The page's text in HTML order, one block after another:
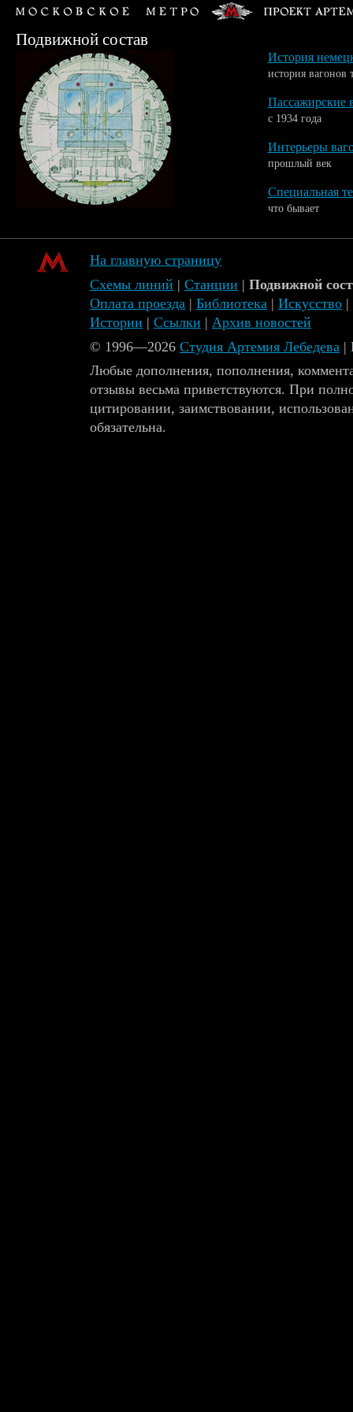
Подвижной состав
История
история вагонов
Пассажирские
с 1934 года
Интерьеры
прошлый век
Специальная
что бывает
На главную страницу
Схемы линий | Станции | Подвижной
Оплата проезда | Библиотека | Искусство |
Истории | Ссылки | Архив новостей
© 1996—2026 Студия Артемия Лебедева |
Любые дополнения, пополнения,
отзывы весьма приветствуются. При
цитировании, заимствовании,
обязательна.